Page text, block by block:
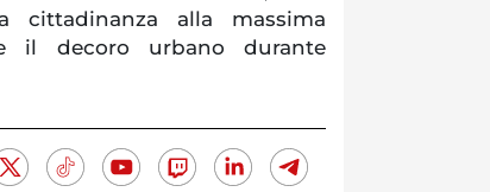
cittadinanza alla massima
il decoro urbano durante